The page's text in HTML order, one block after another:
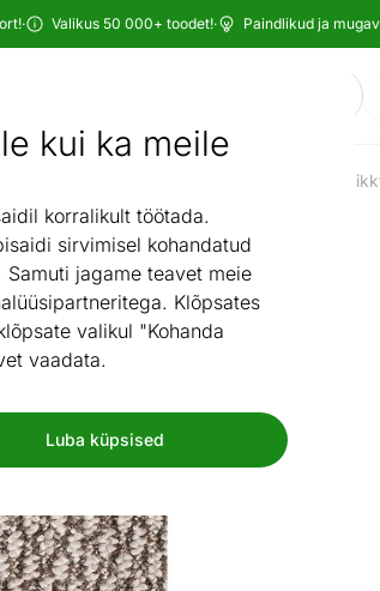
kui ka meile
korralikult töötada.
sirvimisel kohandatud
jagame teavet meie
Klõpsates
valikul "Kohanda
vaadata.
Luba küpsised
· Valikus 50 000+ toodet!· Paindlikud ja
Narma